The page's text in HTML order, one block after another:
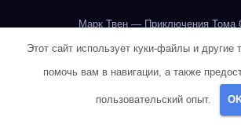
Марк Твен — Приключения Тома
Марк Твен — Приключения Тома
Марк Твен — Приключения Тома
Марк Твен — Приключения Тома
Этот сайт использует куки-файлы и другие
помочь вам в навигации, а также
пользовательский опыт.